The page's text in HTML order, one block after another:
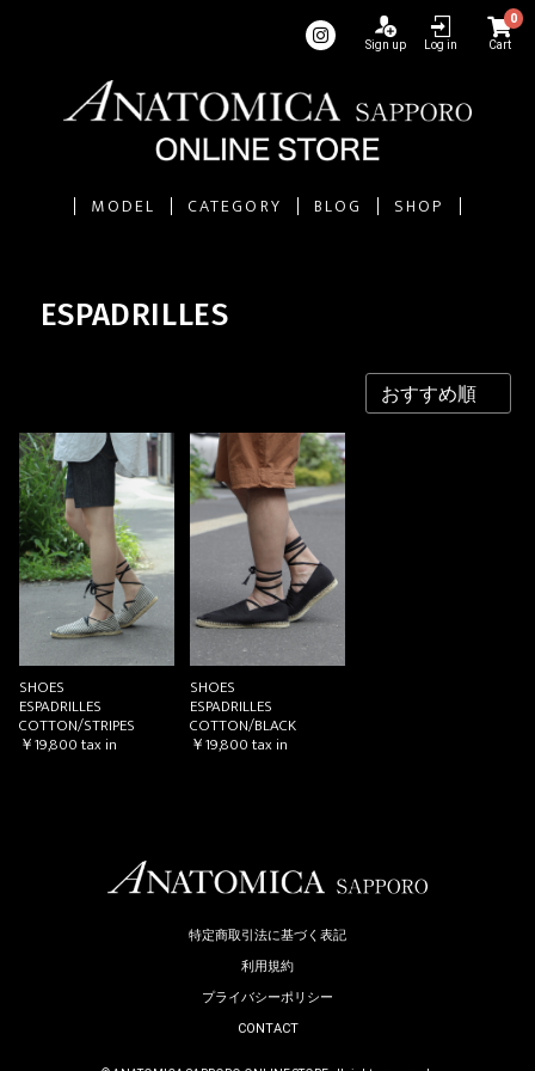
Sign up Log in
0
Cart
MODEL CATEGORY BLOG SHOP
ESPADRILLES
SHOES
ESPADRILLES
COTTON/STRIPES
￥19,800tax in
SHOES
ESPADRILLES
COTTON/BLACK
￥19,800tax in
お買い物を続ける カートへ進む
特定商取引法に基づく表記
利用規約
プライバシーポリシー
CONTACT